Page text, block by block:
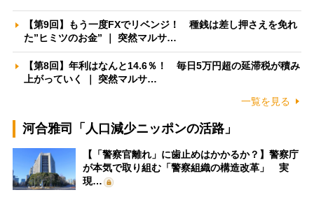
【第9回】もう一度FXでリベンジ！ 種銭は差し押さえを免れ
た”ヒミツのお金” ｜ 突然マルサ…
【第8回】年利はなんと14.6％！ 毎日5万円超の延滞税が積み
上がっていく ｜ 突然マルサ…
一覧を見る
河合雅司「人口減少ニッポンの活路」
【「警察官離れ」に歯止めはかかるか？】警察庁
が本気で取り組む「警察組織の構造改革」 実
現…